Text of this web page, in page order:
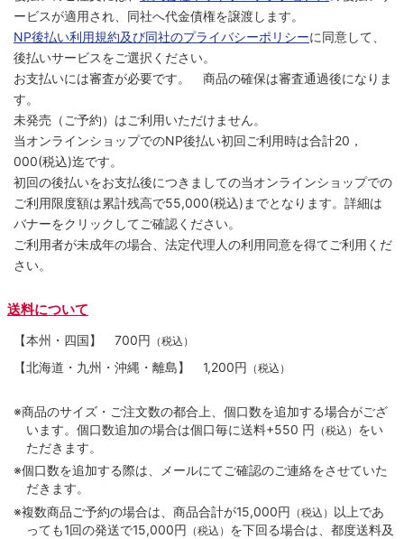
ービスが適用され、同社へ代金債権を譲渡します。
NP後払い利用規約及び同社のプライバシーポリシーに同意して、
後払いサービスをご選択ください。
お支払いには審査が必要です。 商品の確保は審査通過後になりま
す。
未発売（ご予約）はご利用いただけません。
当オンラインショップでのNP後払い初回ご利用時は合計20，
000(税込)迄です。
初回の後払いをお支払後につきましての当オンラインショップでの
ご利用限度額は累計残高で55,000(税込)までとなります。詳細は
バナーをクリックしてご確認ください。
ご利用者が未成年の場合、法定代理人の利用同意を得てご利用くだ
さい。
送料について
【本州・四国】 700円 （税込）
【北海道・九州・沖縄・離島】 1,200円 （税込）
※商品のサイズ・ご注文数の都合上、個口数を追加する場合がござ
います。個口数追加の場合は個口毎に送料+550 円 （税込） をい
ただきます。
※個口数を追加する際は、メールにてご確認のご連絡をさせていた
だきます。
※複数商品ご予約の場合は、商品合計が15,000円 （税込） 以上であ
っても1回の発送で15,000円 （税込） を下回る場合は、都度送料及